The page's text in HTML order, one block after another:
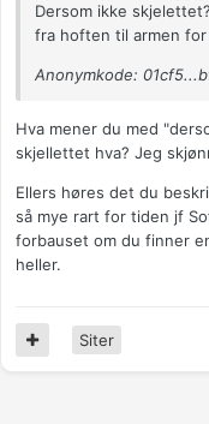
Dersom ikke
fra hoften til armen
Anonymkode:
Hva mener du med
skjellettet hva? Jeg
Ellers høres det du
så mye rart for tiden jf
forbauset om du finner
heller.
Siter